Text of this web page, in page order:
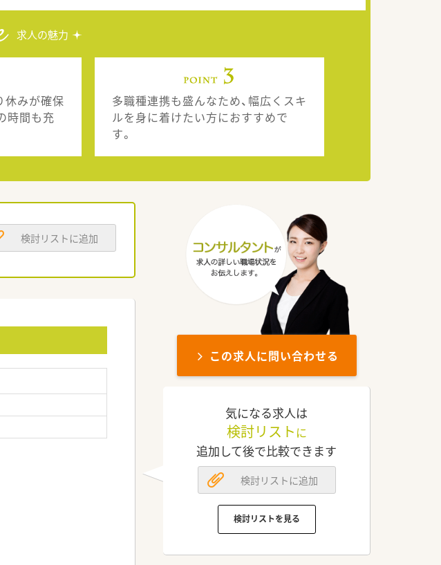
求人の魅力
休みが確保
時間も充
多職種連携も盛んなため、幅広くスキ
ルを身に着けたい方におすすめで
す。
検討リストに追加
この求人に問い合わせる
気になる求人は
検討リスト に
追加して後で比較できます
検討リストに追加
検討リストを見る